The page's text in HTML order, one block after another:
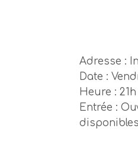
Adresse :
Date :
Heure :
Entrée :